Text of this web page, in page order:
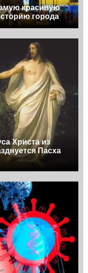
красивую
города
Христа из
Пасха